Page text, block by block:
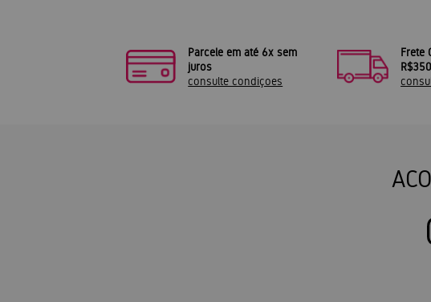
Parcele em até 6x sem
juros
consulte condiçoes
Frete
R$350